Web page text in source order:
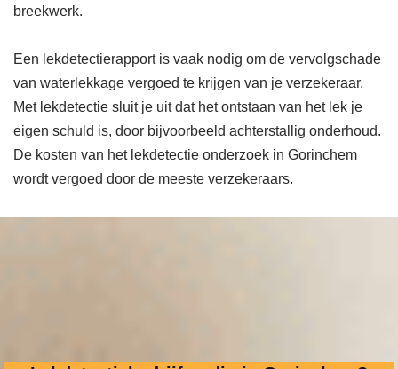
breekwerk.
Een lekdetectierapport is vaak nodig om de vervolgschade
van waterlekkage vergoed te krijgen van je verzekeraar.
Met lekdetectie sluit je uit dat het ontstaan van het lek je
eigen schuld is, door bijvoorbeeld achterstallig onderhoud.
De kosten van het lekdetectie onderzoek in Gorinchem
wordt vergoed door de meeste verzekeraars.